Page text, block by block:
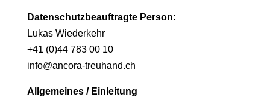
Datenschutzbeauftragte Person:
Lukas Wiederkehr
+41 (0)44 783 00 10
info@ancora-treuhand.ch
Allgemeines / Einleitung